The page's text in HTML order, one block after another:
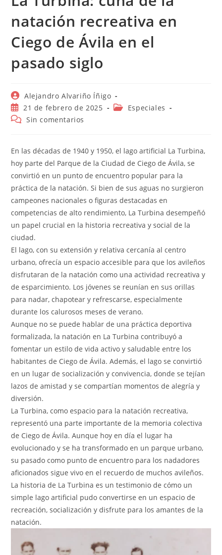
natación recreativa en
Ciego de Ávila en el
pasado siglo
Autor
de
la
entrada:
Alejandro Alvariño Íñigo
Publicación
de
la
21 de febrero de 2025
Categoría
Especiales
Comentarios
entrada:
Sin comentarios
En las décadas de 1940 y 1950, el lago artificial La Turbina,
hoy parte del Parque de la Ciudad de Ciego de Ávila, se
convirtió en un punto de encuentro popular para la
práctica de la natación. Si bien de sus aguas no surgieron
campeones nacionales o figuras destacadas en
competencias de alto rendimiento, La Turbina desempeñó
un papel crucial en la historia recreativa y social de la
ciudad.
El lago, con su extensión y relativa cercanía al centro
urbano, ofrecía un espacio accesible para que los avileños
disfrutaran de la natación como una actividad recreativa y
de esparcimiento. Los jóvenes se reunían en sus orillas
para nadar, chapotear y refrescarse, especialmente
durante los calurosos meses de verano.
Aunque no se puede hablar de una práctica deportiva
formalizada, la natación en La Turbina contribuyó a
fomentar un estilo de vida activo y saludable entre los
habitantes de Ciego de Ávila. Además, el lago se convirtió
en un lugar de socialización y convivencia, donde se tejían
lazos de amistad y se compartían momentos de alegría y
diversión.
La Turbina, como espacio para la natación recreativa,
representó una parte importante de la memoria colectiva
de Ciego de Ávila. Aunque hoy en día el lugar ha
evolucionado y se ha transformado en un parque urbano,
su pasado como punto de encuentro para los nadadores
aficionados sigue vivo en el recuerdo de muchos avileños.
La historia de La Turbina es un testimonio de cómo un
simple lago artificial pudo convertirse en un espacio de
recreación, socialización y disfrute para los amantes de la
natación.